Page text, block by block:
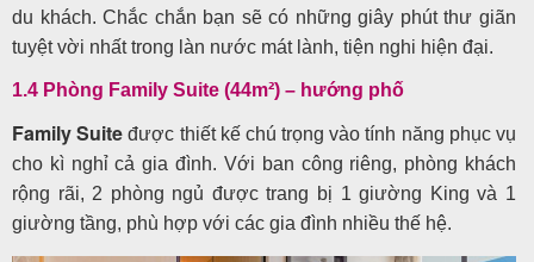
du khách. Chắc chắn bạn sẽ có những giây phút thư giãn
tuyệt vời nhất trong làn nước mát lành, tiện nghi hiện đại.
1.4 Phòng Family Suite (44m²) – hướng phố
Family Suite được thiết kế chú trọng vào tính năng phục vụ
cho kì nghỉ cả gia đình. Với ban công riêng, phòng khách
rộng rãi, 2 phòng ngủ được trang bị 1 giường King và 1
giường tầng, phù hợp với các gia đình nhiều thế hệ.